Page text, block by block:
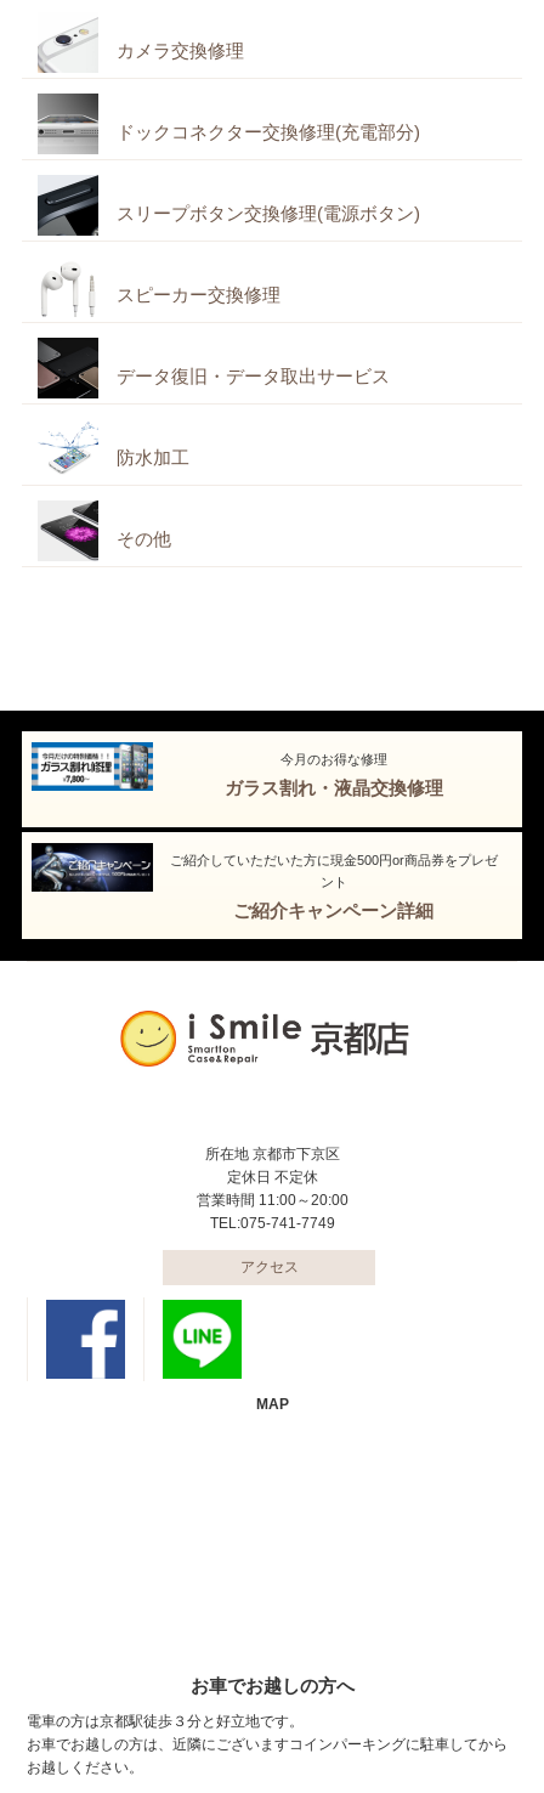
カメラ交換修理
ドックコネクター交換修理(充電部分)
スリープボタン交換修理(電源ボタン)
スピーカー交換修理
データ復旧・データ取出サービス
防水加工
その他
今月のお得な修理
ガラス割れ・液晶交換修理
ご紹介していただいた方に現金500円or商品券をプレゼ
ント
ご紹介キャンペーン詳細
所在地 京都市下京区
定休日 不定休
営業時間 11:00～20:00
TEL:075-741-7749
アクセス
MAP
お車でお越しの方へ
電車の方は京都駅徒歩３分と好立地です。
お車でお越しの方は、近隣にございますコインパーキングに駐車してから
お越しください。